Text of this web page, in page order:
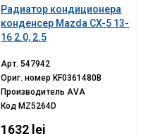
Радиатор кондиционера
конденсер Mazda CX-5 13-
16 2.0, 2.5
Арт.547942
Ориг. номер KF0361480B
ПроизводительAVA
Код MZ5264D
1632 lei